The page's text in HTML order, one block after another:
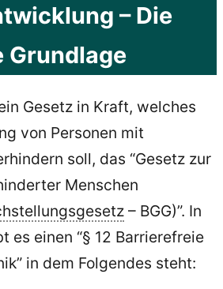
– Die
Grundlage
Gesetz in Kraft, welches
von Personen mit
soll, das “Gesetz zur
Menschen
– BGG)”. In
es einen “§ 12 Barrierefreie
in dem Folgendes steht: